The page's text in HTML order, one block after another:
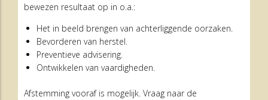
bewezen resultaat op in o.a.:
Het in beeld brengen van achterliggende oorzaken.
Bevorderen van herstel.
Preventieve advisering.
Ontwikkelen van vaardigheden.
Afstemming vooraf is mogelijk. Vraag naar de